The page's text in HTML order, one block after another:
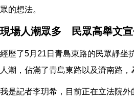
眾的想法。
現場人潮眾多 民眾高舉文
經歷了5月21日青島東路的民眾靜坐
人潮，佔滿了青島東路以及濟南路，
我是記者李玥希，目前正在立法院